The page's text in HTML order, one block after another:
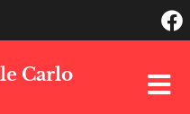
Carlo